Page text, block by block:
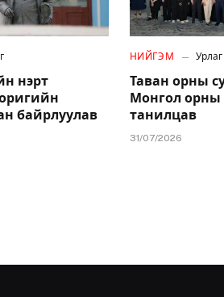
нэрт
байрлуулав
НИЙГЭМ Урлаг
Таван орны
Монгол орны
танилцав
31/07/2026